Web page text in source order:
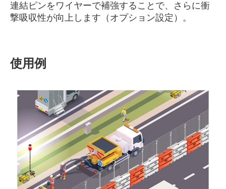
連結ピンをワイヤーで補強することで、さらに衝
撃吸収性が向上します（オプション設定）。
使用例